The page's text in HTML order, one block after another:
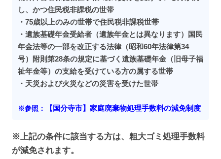
し、かつ住民税非課税の世帯
・75歳以上のみの世帯で住民税非課税世帯
・遺族基礎年金受給者（遺族年金とは異なります）国民
年金法等の一部を改正する法律（昭和60年法律第34
号）附則第28条の規定に基づく遺族基礎年金（旧母子福
祉年金等）の支給を受けている方の属する世帯
・天災および火災などの災害を受けた世帯
※参照： 【国分寺市】家庭廃棄物処理手数料の減免制度
※上記の条件に該当する方は、粗大ゴミ処理手数料
が減免されます。